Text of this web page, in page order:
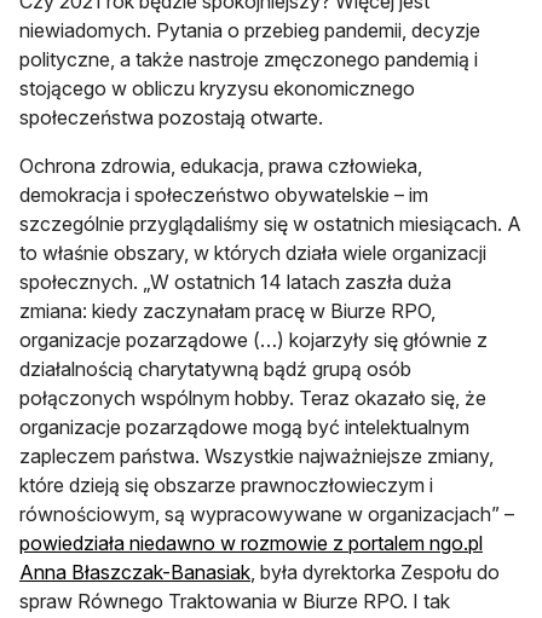
niewiadomych. Pytania o przebieg pandemii, decyzje
polityczne, a także nastroje zmęczonego pandemią i
stojącego w obliczu kryzysu ekonomicznego
społeczeństwa pozostają otwarte.
Ochrona zdrowia, edukacja, prawa człowieka,
demokracja i społeczeństwo obywatelskie – im
szczególnie przyglądaliśmy się w ostatnich miesiącach. A
to właśnie obszary, w których działa wiele organizacji
społecznych. „W ostatnich 14 latach zaszła duża
zmiana: kiedy zaczynałam pracę w Biurze RPO,
organizacje pozarządowe (…) kojarzyły się głównie z
działalnością charytatywną bądź grupą osób
połączonych wspólnym hobby. Teraz okazało się, że
organizacje pozarządowe mogą być intelektualnym
zapleczem państwa. Wszystkie najważniejsze zmiany,
które dzieją się obszarze prawnoczłowieczym i
równościowym, są wypracowywane w organizacjach” –
powiedziała niedawno w rozmowie z portalem ngo.pl
Anna Błaszczak-Banasiak, była dyrektorka Zespołu do
spraw Równego Traktowania w Biurze RPO. I tak